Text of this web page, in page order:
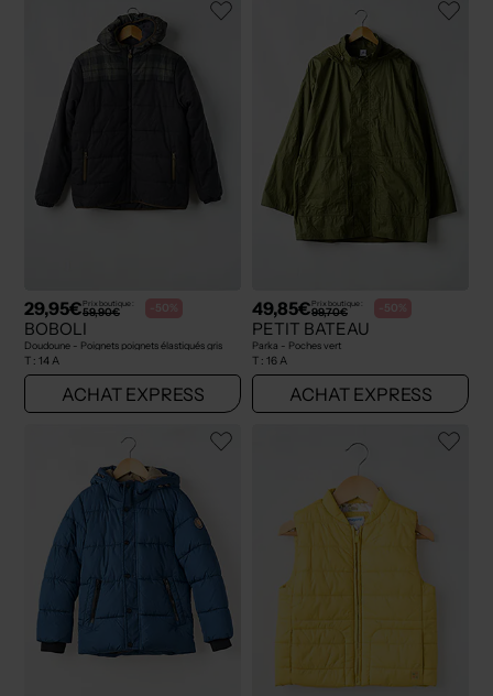
29,95€Prix boutique :
59,90€ -50%
BOBOLI
Doudoune - Poignets poignets élastiqués gris
T : 14 A
ACHAT EXPRESS
49,85€Prix boutique :
99,70€ -50%
PETIT BATEAU
Parka - Poches vert
T : 16 A
ACHAT EXPRESS